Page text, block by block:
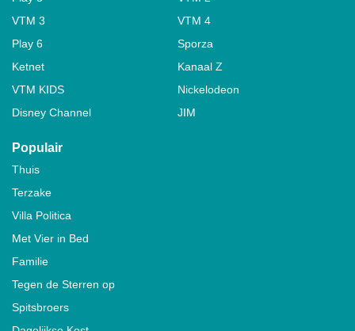
VTM 3
VTM 4
Play 6
Sporza
Ketnet
Kanaal Z
VTM KIDS
Nickelodeon
Disney Channel
JIM
Populair
Thuis
Terzake
Villa Politica
Met Vier in Bed
Familie
Tegen de Sterren op
Spitsbroers